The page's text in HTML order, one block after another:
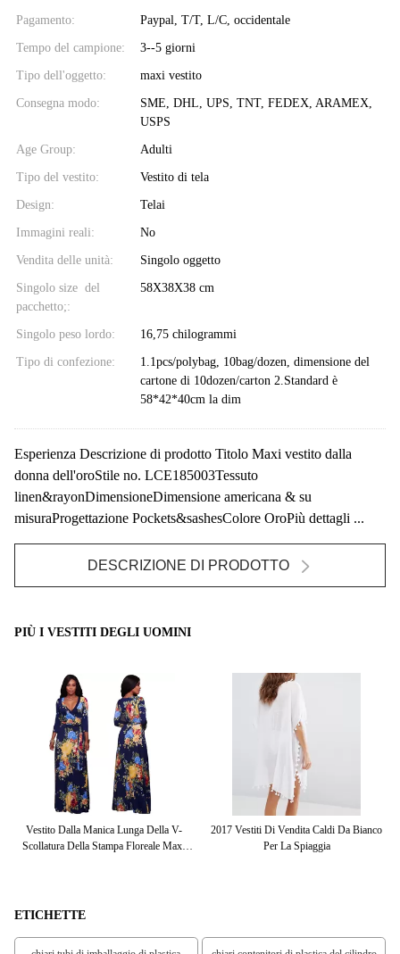
Pagamento: Paypal, T/T, L/C, occidentale
Tempo del campione: 3--5 giorni
Tipo dell'oggetto: maxi vestito
Consegna modo:
SME, DHL, UPS, TNT, FEDEX, ARAMEX,
USPS
Age Group: Adulti
Tipo del vestito: Vestito di tela
Design: Telai
Immagini reali: No
Vendita delle unità: Singolo oggetto
Singolo size del
pacchetto;:
58X38X38 cm
Singolo peso lordo: 16,75 chilogrammi
Tipo di confezione:
1.1pcs/polybag, 10bag/dozen, dimensione del
cartone di 10dozen/carton 2.Standard è
58*42*40cm la dim
Esperienza Descrizione di prodotto Titolo Maxi vestito dalla
donna dell'oroStile no. LCE185003Tessuto
linen&rayonDimensioneDimensione americana & su
misuraProgettazione Pockets&sashesColore OroPiù dettagli ...
DESCRIZIONE DI PRODOTTO
PIÙ I VESTITI DEGLI UOMINI
Vestito Dalla Manica Lunga Della V-
Scollatura Della Stampa Floreale Maxi
2017 Vestiti Di Vendita Caldi Da Bianco
Per La Spiaggia
ETICHETTE